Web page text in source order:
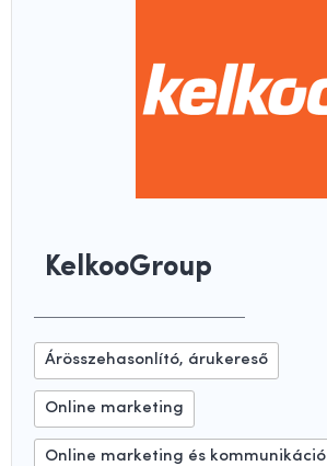
KelkooGroup
Árösszehasonlító, árukereső
Online marketing
Online marketing és kommunikáció